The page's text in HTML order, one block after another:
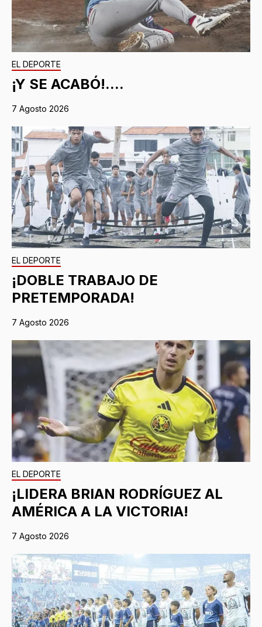
EL DEPORTE
¡Y SE ACABÓ!....
7 Agosto 2026
EL DEPORTE
¡DOBLE TRABAJO DE
PRETEMPORADA!
7 Agosto 2026
EL DEPORTE
¡LIDERA BRIAN RODRÍGUEZ AL
AMÉRICA A LA VICTORIA!
7 Agosto 2026